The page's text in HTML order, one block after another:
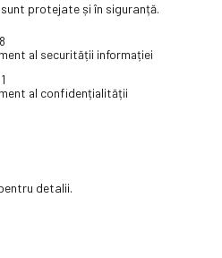
protejate și în siguranță.
al securității informației
al confidențialității
detalii.